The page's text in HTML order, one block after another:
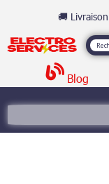
🚚 Livraison
Blog